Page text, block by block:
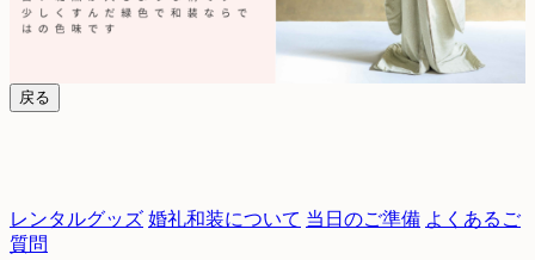
戻る
レンタルグッズ 婚礼和装について 当日のご準備 よくあるご
質問